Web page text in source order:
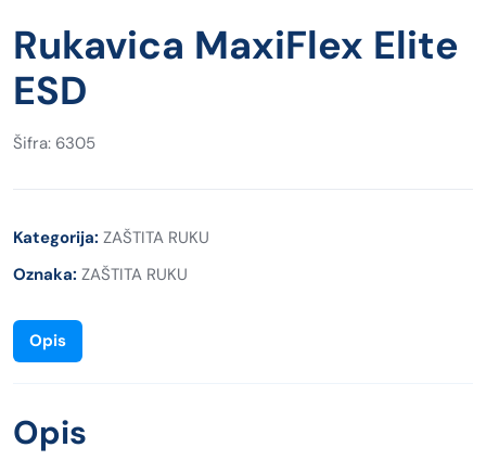
Rukavica MaxiFlex Elite
ESD
Šifra: 6305
Kategorija: ZAŠTITA RUKU
Oznaka: ZAŠTITA RUKU
Opis
Opis